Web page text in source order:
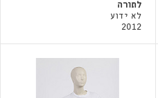
לתורה
לא ידוע
2012